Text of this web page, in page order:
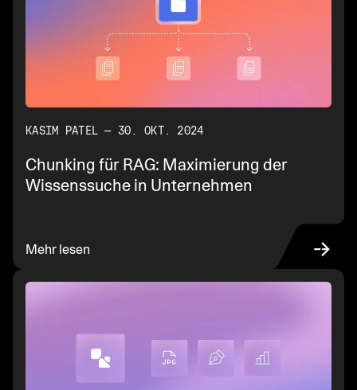
KASIM PATEL — 30. OKT. 2024
Chunking für RAG: Maximierung der
Wissenssuche in Unternehmen
Mehr lesen